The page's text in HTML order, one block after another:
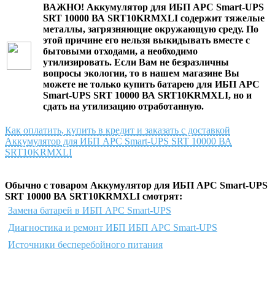
ВАЖНО! Аккумулятор для ИБП APC Smart-UPS
SRT 10000 ВА SRT10KRMXLI содержит тяжелые
металлы, загрязняющие окружающую среду. По
этой причине его нельзя выкидывать вместе с
бытовыми отходами, а необходимо
утилизировать. Если Вам не безразличны
вопросы экологии, то в нашем магазине Вы
можете не только купить батарею для ИБП APC
Smart-UPS SRT 10000 ВА SRT10KRMXLI, но и
сдать на утилизацию отработанную.
Как оплатить, купить в кредит и заказать с доставкой
Аккумулятор для ИБП APC Smart-UPS SRT 10000 ВА
SRT10KRMXLI
Обычно с товаром Аккумулятор для ИБП APC Smart-UPS
SRT 10000 ВА SRT10KRMXLI смотрят:
Замена батарей в ИБП APC Smart-UPS
Диагностика и ремонт ИБП ИБП APC Smart-UPS
Источники бесперебойного питания